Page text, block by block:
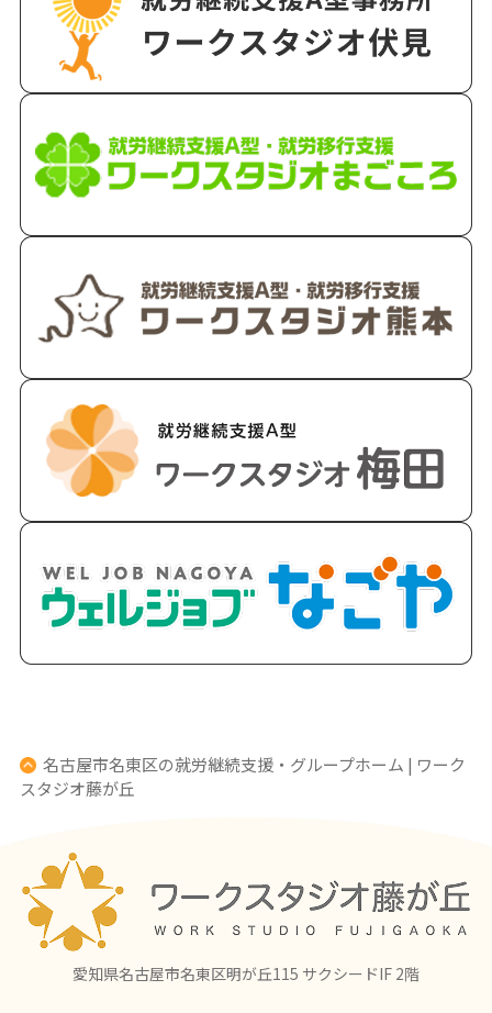
名古屋市名東区の就労継続支援・グループホーム | ワーク
スタジオ藤が丘
愛知県名古屋市名東区明が丘115 サクシードIF 2階